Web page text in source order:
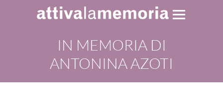
IN MEMORIA DI
ANTONINA AZOTI